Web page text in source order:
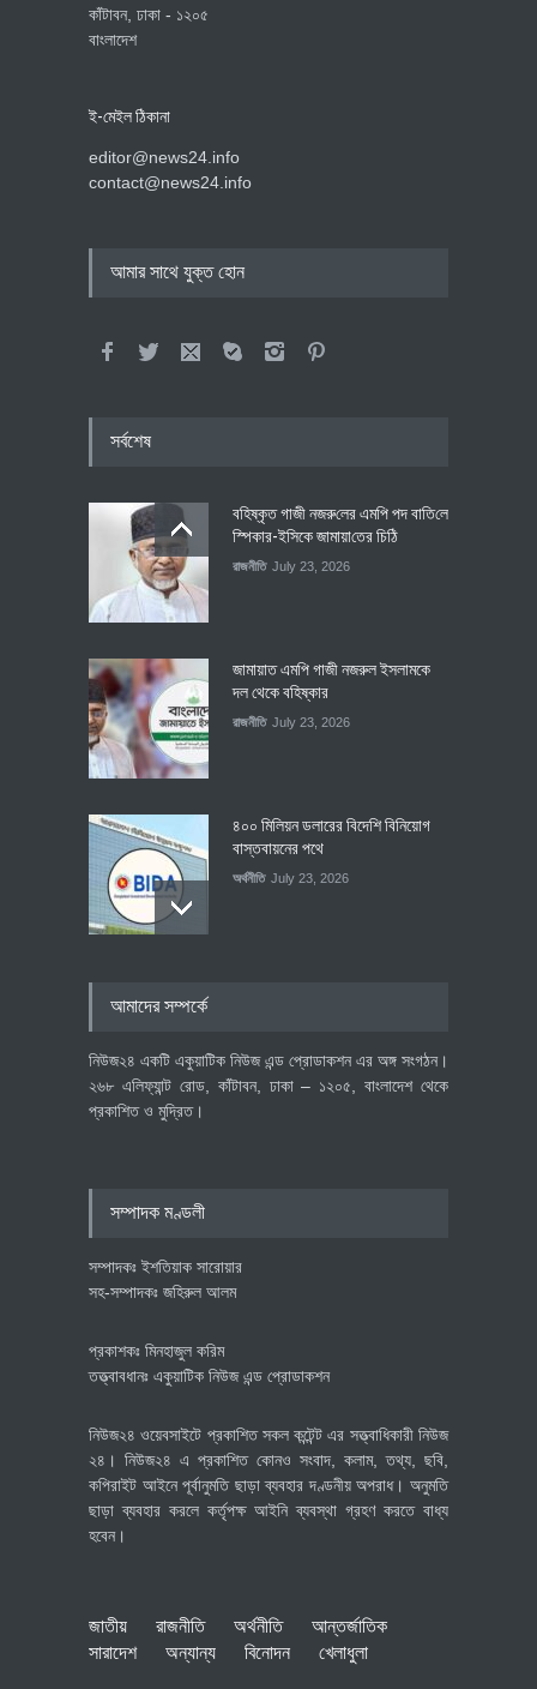
কাঁটাবন, ঢাকা - ১২০৫
বাংলাদেশ
ই-মেইল ঠিকানা
editor@news24.info
contact@news24.info
আমার সাথে যুক্ত হোন
সর্বশেষ
বহিষ্কৃত গাজী নজরু‌লের এম‌পি পদ বা‌তি‌লে
স্পিকার-ইসিকে জামায়া‌তের চি‌ঠি
রাজনীতি July 23, 2026
জামায়াত এমপি গাজী নজরুল ইসলামকে
দল থেকে বহিষ্কার
রাজনীতি July 23, 2026
৪০০ মিলিয়ন ডলারের বিদেশি বিনিয়োগ
বাস্তবায়নের পথে
অর্থনীতি July 23, 2026
আমাদের সম্পর্কে
নিউজ২৪ একটি একুয়াটিক নিউজ এন্ড প্রোডাকশন এর অঙ্গ সংগঠন।
২৬৮ এলিফ্যান্ট রোড, কাঁটাবন, ঢাকা – ১২০৫, বাংলাদেশ থেকে
প্রকাশিত ও মুদ্রিত।
সম্পাদক মণ্ডলী
সম্পাদকঃ ইশতিয়াক সারোয়ার
সহ-সম্পাদকঃ জহিরুল আলম
প্রকাশকঃ মিনহাজুল করিম
তত্ত্বাবধানঃ একুয়াটিক নিউজ এন্ড প্রোডাকশন
নিউজ২৪ ওয়েবসাইটে প্রকাশিত সকল কন্টেন্ট এর সত্ত্বাধিকারী নিউজ
২৪। নিউজ২৪ এ প্রকাশিত কোনও সংবাদ, কলাম, তথ্য, ছবি,
কপিরাইট আইনে পূর্বানুমতি ছাড়া ব্যবহার দণ্ডনীয় অপরাধ। অনুমতি
ছাড়া ব্যবহার করলে কর্তৃপক্ষ আইনি ব্যবস্থা গ্রহণ করতে বাধ্য
হবেন।
জাতীয় রাজনীতি অর্থনীতি
আন্তর্জাতিক
সারাদেশ
অন্যান্য বিনোদন খেলাধুলা